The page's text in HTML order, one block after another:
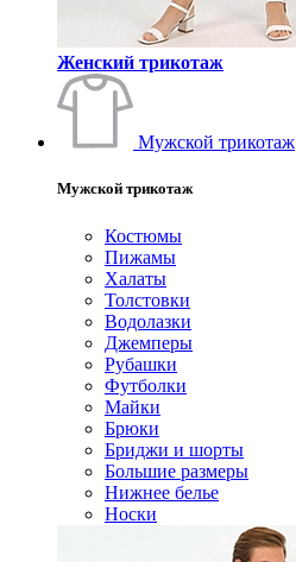
Женский трикотаж
Мужской трикотаж
Мужской трикотаж
Костюмы
Пижамы
Халаты
Толстовки
Водолазки
Джемперы
Рубашки
Футболки
Майки
Брюки
Бриджи и шорты
Большие размеры
Нижнее белье
Носки